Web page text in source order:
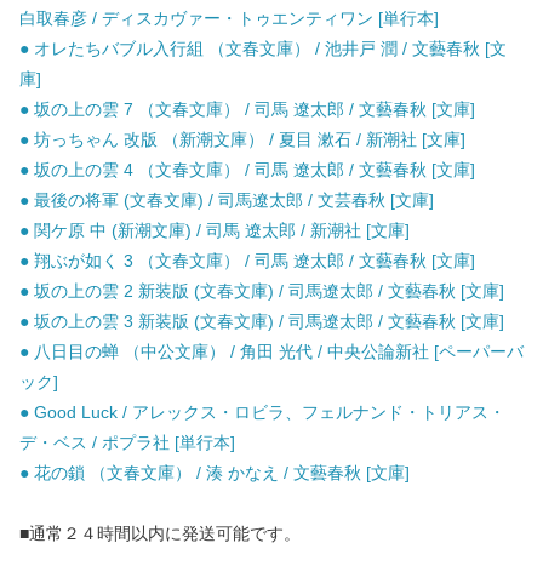
白取春彦 / ディスカヴァー・トゥエンティワン [単行本]
● オレたちバブル入行組 （文春文庫） / 池井戸 潤 / 文藝春秋 [文
庫]
● 坂の上の雲 7 （文春文庫） / 司馬 遼太郎 / 文藝春秋 [文庫]
● 坊っちゃん 改版 （新潮文庫） / 夏目 漱石 / 新潮社 [文庫]
● 坂の上の雲 4 （文春文庫） / 司馬 遼太郎 / 文藝春秋 [文庫]
● 最後の将軍 (文春文庫) / 司馬遼太郎 / 文芸春秋 [文庫]
● 関ケ原 中 (新潮文庫) / 司馬 遼太郎 / 新潮社 [文庫]
● 翔ぶが如く 3 （文春文庫） / 司馬 遼太郎 / 文藝春秋 [文庫]
● 坂の上の雲 2 新装版 (文春文庫) / 司馬遼太郎 / 文藝春秋 [文庫]
● 坂の上の雲 3 新装版 (文春文庫) / 司馬遼太郎 / 文藝春秋 [文庫]
● 八日目の蝉 （中公文庫） / 角田 光代 / 中央公論新社 [ペーパーバ
ック]
● Good Luck / アレックス・ロビラ、フェルナンド・トリアス・
デ・ベス / ポプラ社 [単行本]
● 花の鎖 （文春文庫） / 湊 かなえ / 文藝春秋 [文庫]
■通常２４時間以内に発送可能です。